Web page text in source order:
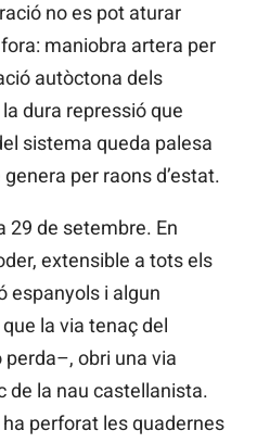
no es pot aturar
maniobra artera per
autòctona dels
dura repressió que
sistema queda palesa
per raons d’estat.
29 de setembre. En
extensible a tots els
espanyols i algun
la via tenaç del
obri una via
de la nau castellanista.
perforat les quadernes